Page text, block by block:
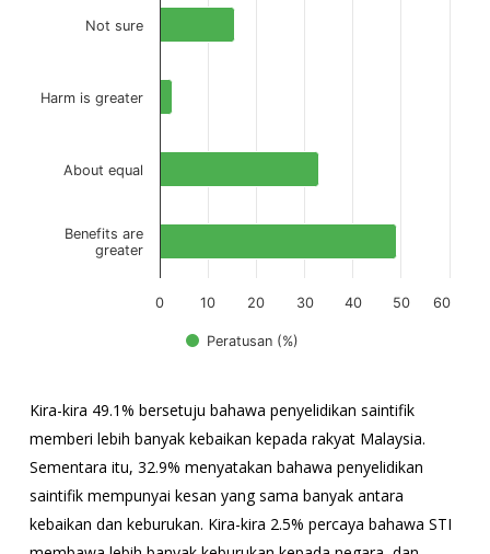
View as data table, Public Assessment of Scientific Research
Carta mempunyai 1 paksi X yang memaparkan kategori.
Peratusan (%)
0 10 20 30 40 50 60
Not sure
Harm is greater
About equal
Benefits are
greater
Kira-kira 49.1% bersetuju bahawa penyelidikan saintifik
memberi lebih banyak kebaikan kepada rakyat Malaysia.
Sementara itu, 32.9% menyatakan bahawa penyelidikan
saintifik mempunyai kesan yang sama banyak antara
kebaikan dan keburukan. Kira-kira 2.5% percaya bahawa STI